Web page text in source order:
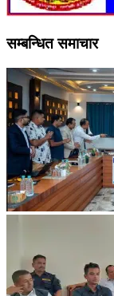
सम्बन्धित समाचार